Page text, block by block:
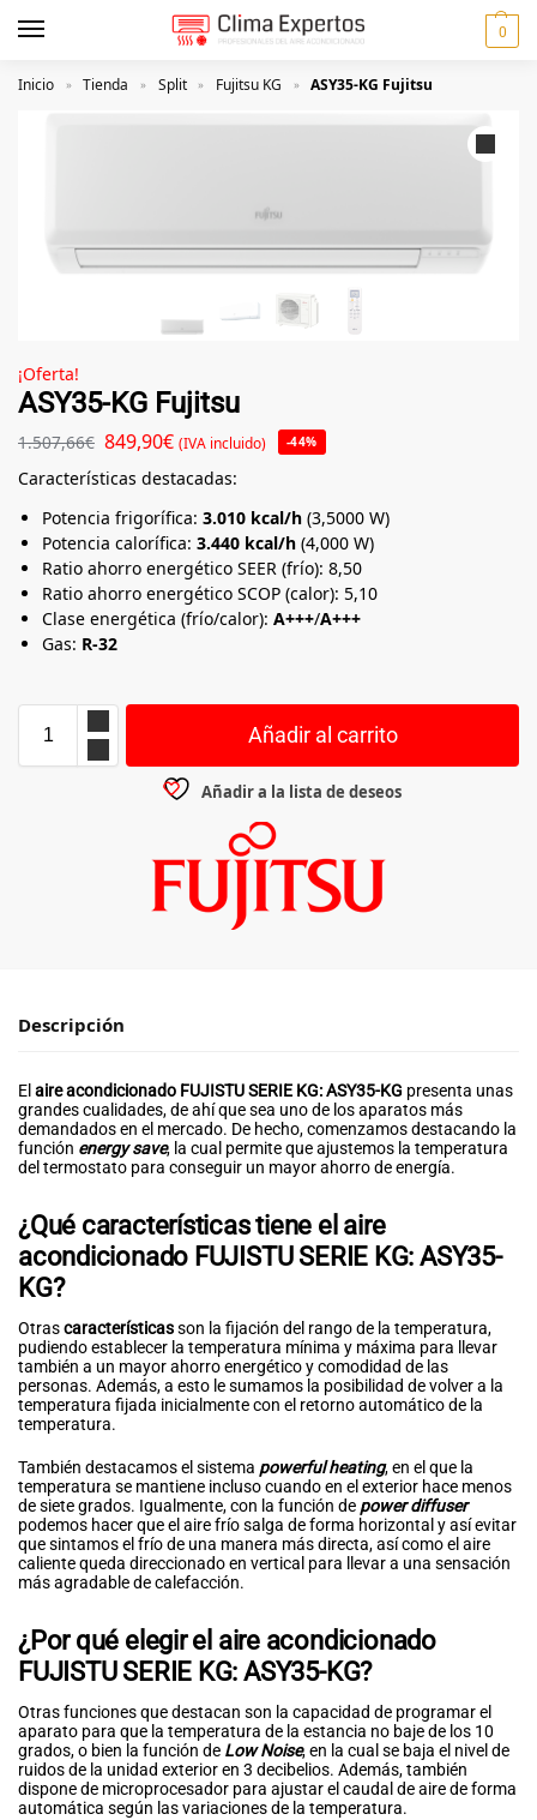
0
Inicio » Tienda » Split » Fujitsu KG » ASY35-KG Fujitsu
¡Oferta!
ASY35-KG Fujitsu
1.507,66€ 849,90€ (IVA incluido) -44%
Características destacadas:
Potencia frigorífica: 3.010 kcal/h (3,5000 W)
Potencia calorífica: 3.440 kcal/h (4,000 W)
Ratio ahorro energético SEER (frío): 8,50
Ratio ahorro energético SCOP (calor): 5,10
Clase energética (frío/calor): A+++/A+++
Gas: R-32
Añadir al carrito
Añadir a la lista de deseos
Descripción
El aire acondicionado FUJISTU SERIE KG: ASY35-KG presenta unas
grandes cualidades, de ahí que sea uno de los aparatos más
demandados en el mercado. De hecho, comenzamos destacando la
función energy save, la cual permite que ajustemos la temperatura
del termostato para conseguir un mayor ahorro de energía.
¿Qué características tiene el aire
acondicionado FUJISTU SERIE KG: ASY35-
KG?
Otrascaracterísticasson la fijación del rango de la temperatura,
pudiendo establecer la temperatura mínima y máxima para llevar
también a un mayor ahorro energético y comodidad de las
personas. Además, a esto le sumamos la posibilidad de volver a la
temperatura fijada inicialmente con el retorno automático de la
temperatura.
También destacamos el sistema powerful heating, en el que la
temperatura se mantiene incluso cuando en el exterior hace menos
de siete grados. Igualmente, con la función de power diffuser
podemos hacer que el aire frío salga de forma horizontal y así evitar
que sintamos el frío de una manera más directa, así como el aire
caliente queda direccionado en vertical para llevar a una sensación
más agradable de calefacción.
¿Por qué elegir el aire acondicionado
FUJISTU SERIE KG: ASY35-KG?
Otras funciones que destacan son la capacidad de programar el
aparato para que la temperatura de la estancia no baje de los 10
grados, o bien la función de Low Noise, en la cual se baja el nivel de
ruidos de la unidad exterior en 3 decibelios. Además, también
dispone de microprocesador para ajustar el caudal de aire de forma
automática según las variaciones de la temperatura.